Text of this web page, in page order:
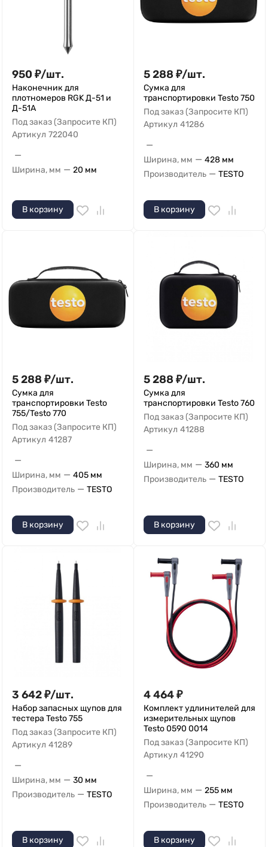
950 ₽/шт.
Наконечник для
плотномеров RGK Д-51 и
Д-51А
Под заказ (Запросите КП)
Артикул 722040
—
Ширина, мм — 20 мм
В корзину
5 288 ₽/шт.
Сумка для
транспортировки Testo 750
Под заказ (Запросите КП)
Артикул 41286
—
Ширина, мм — 428 мм
Производитель — TESTO
В корзину
5 288 ₽/шт.
Сумка для
транспортировки Testo
755/Testo 770
Под заказ (Запросите КП)
Артикул 41287
—
Ширина, мм — 405 мм
Производитель — TESTO
В корзину
5 288 ₽/шт.
Сумка для
транспортировки Testo 760
Под заказ (Запросите КП)
Артикул 41288
—
Ширина, мм — 360 мм
Производитель — TESTO
В корзину
3 642₽/шт.
Набор запасных щупов для
тестера Testo 755
Под заказ (Запросите КП)
Артикул 41289
—
Ширина, мм — 30 мм
Производитель — TESTO
В корзину
4 464₽
Комплект удлинителей для
измерительных щупов
Testo 0590 0014
Под заказ (Запросите КП)
Артикул 41290
—
Ширина, мм — 255 мм
Производитель — TESTO
В корзину